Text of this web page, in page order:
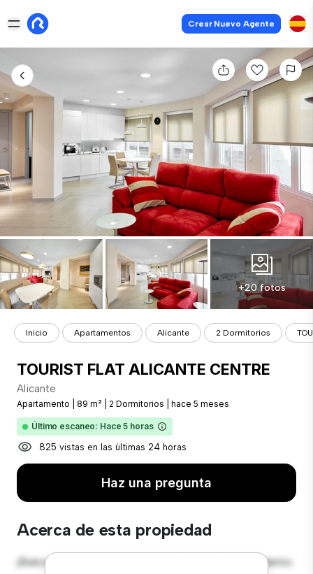
Crear Nuevo Agente
+20 fotos
Inicio Apartamentos Alicante 2 Dormitorios
TOURIST FLAT ALICANTE CENTRE
Alicante
Apartamento 89 m² 2 Dormitorios hace 5 meses
Último escaneo: Hace 5 horas
825 vistas en las últimas 24 horas
Haz una pregunta
Acerca de esta propiedad
¡Bienvenido a tu nuevo hogar en Alicante! Este moderno